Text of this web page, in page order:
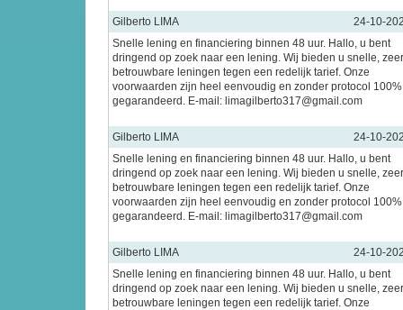
Gilberto LIMA
24-10-
Snelle lening en financiering binnen 48 uur. Hallo, u bent
dringend op zoek naar een lening. Wij bieden u snelle, zeer
betrouwbare leningen tegen een redelijk tarief. Onze
voorwaarden zijn heel eenvoudig en zonder protocol 100%
gegarandeerd. E-mail: limagilberto317@gmail.com
Gilberto LIMA
24-10-
Snelle lening en financiering binnen 48 uur. Hallo, u bent
dringend op zoek naar een lening. Wij bieden u snelle, zeer
betrouwbare leningen tegen een redelijk tarief. Onze
voorwaarden zijn heel eenvoudig en zonder protocol 100%
gegarandeerd. E-mail: limagilberto317@gmail.com
Gilberto LIMA
24-10-
Snelle lening en financiering binnen 48 uur. Hallo, u bent
dringend op zoek naar een lening. Wij bieden u snelle, zeer
betrouwbare leningen tegen een redelijk tarief. Onze